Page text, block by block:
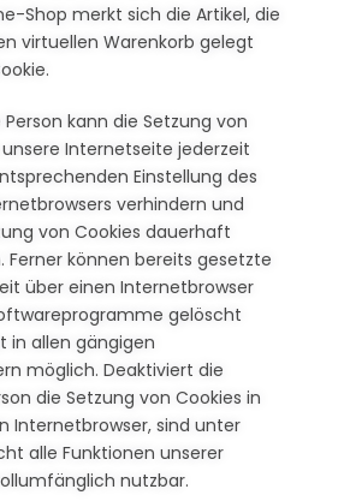
Shop merkt sich die Artikel, die
virtuellen Warenkorb gelegt
kann die Setzung von
Internetseite jederzeit
Einstellung des
verhindern und
von Cookies dauerhaft
Ferner können bereits gesetzte
über einen Internetbrowser
gelöscht
in allen gängigen
möglich. Deaktiviert die
die Setzung von Cookies in
Internetbrowser, sind unter
alle Funktionen unserer
nutzbar.